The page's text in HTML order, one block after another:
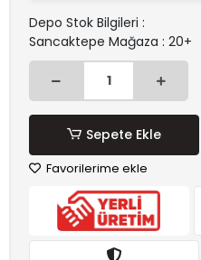
Depo Stok Bilgileri :
Sancaktepe Mağaza : 20+
Sepete Ekle
Favorilerime ekle